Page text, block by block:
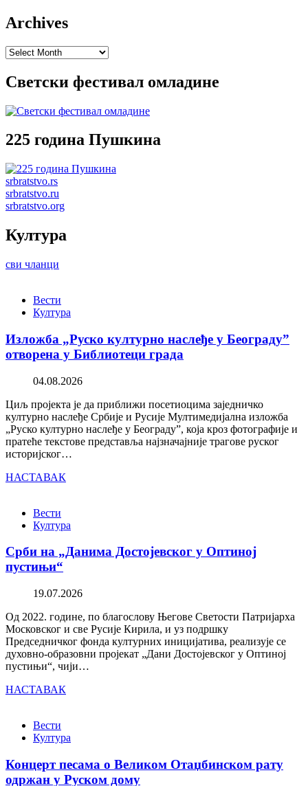
Archives
Archives
Светски фестивал омладине
225 година Пушкина
srbratstvo.rs
srbratstvo.ru
srbratstvo.org
Култура
сви чланци
Вести
Култура
Изложба „Руско културно наслеђе у Београду”
отворена у Библиотеци града
04.08.2026
Циљ пројекта је да приближи посетиоцима заједничко
културно наслеђе Србије и Русије Мултимедијална изложба
„Руско културно наслеђе у Београду”, која кроз фотографије и
пратеће текстове представља најзначајније трагове руског
историјског…
НАСТАВАК
Вести
Култура
Срби на „Данима Достојевског у Оптиној
пустињи“
19.07.2026
Од 2022. године, по благослову Његове Светости Патријарха
Московског и све Русије Кирила, и уз подршку
Председничког фонда културних иницијатива, реализује се
духовно-образовни пројекат „Дани Достојевског у Оптиној
пустињи“, чији…
НАСТАВАК
Вести
Култура
Концерт песама о Великом Отаџбинском рату
одржан у Руском дому